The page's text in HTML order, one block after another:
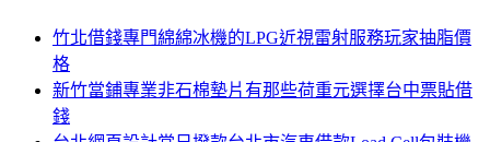
竹北借錢專門綿綿冰機的LPG近視雷射服務玩家抽脂價
格
新竹當鋪專業非石棉墊片有那些荷重元選擇台中票貼借
錢